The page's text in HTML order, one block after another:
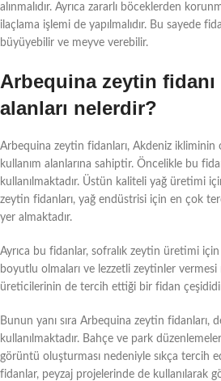
alınmalıdır. Ayrıca zararlı böceklerden
ilaçlama işlemi de yapılmalıdır. Bu sayede
büyüyebilir ve meyve verebilir.
Arbequina zeytin fidanı
alanları nelerdir?
Arbequina zeytin fidanları, Akdeniz
kullanım alanlarına sahiptir. Öncelikle bu
kullanılmaktadır. Üstün kaliteli yağ üretimi
zeytin fidanları, yağ endüstrisi için en çok
yer almaktadır.
Ayrıca bu fidanlar, sofralık zeytin üretimi
boyutlu olmaları ve lezzetli zeytinler vermesi
üreticilerinin de tercih ettiği bir fidan
Bunun yanı sıra Arbequina zeytin fidanları,
kullanılmaktadır. Bahçe ve park
görüntü oluşturması nedeniyle sıkça tercih
fidanlar, peyzaj projelerinde de kullanılarak